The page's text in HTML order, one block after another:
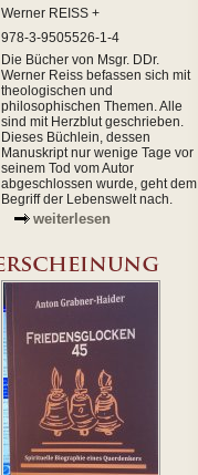
Werner REISS +
978-3-9505526-1-4
Die Bücher von Msgr. DDr.
Werner Reiss befassen sich mit
theologischen und
philosophischen Themen. Alle
sind mit Herzblut geschrieben.
Dieses Büchlein, dessen
Manuskript nur wenige Tage vor
seinem Tod vom Autor
abgeschlossen wurde, geht dem
Begriff der Lebenswelt nach.
weiterlesen